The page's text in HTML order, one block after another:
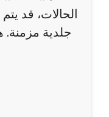
الحالات، قد
جلدية مزمنة.